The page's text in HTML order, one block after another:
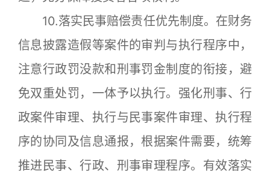
10.落实民事赔偿责任优先制度。在财务
信息披露造假等案件的审判与执行程序中，
注意行政罚没款和刑事罚金制度的衔接，避
免双重处罚，一体予以执行。强化刑事、行
政案件审理、执行与民事案件审理、执行程
序的协同及信息通报，根据案件需要，统筹
推进民事、行政、刑事审理程序。有效落实